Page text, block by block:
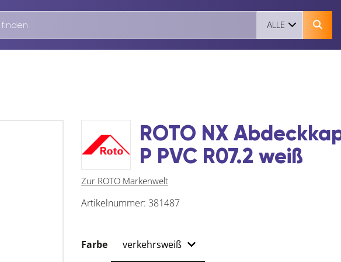
ALLE
ROTO NX
P PVC R07.2 weiß
Zur ROTO Markenwelt
Artikelnummer: 381487
Farbe